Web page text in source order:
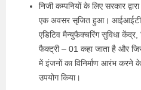
निजी कम्पनियों के लिए सरकार
एक अवसर सृजित हुआ। आईआईटी
एडिटिव मैन्युफैक्चरिंग सुविधा
फैक्ट्री – 01 कहा जाता है और
में इंजनों का विनिर्माण आरंभ करने के
उपयोग किया।